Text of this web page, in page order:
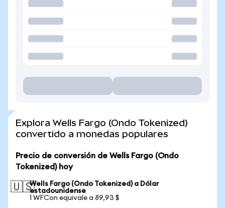
Explora Wells Fargo (Ondo Tokenized)
convertido a monedas populares
Precio de conversión de Wells Fargo (Ondo
Tokenized) hoy
🇺🇸Wells Fargo (Ondo Tokenized) a Dólar
estadounidense
1 WFCon equivale a 89,93 $